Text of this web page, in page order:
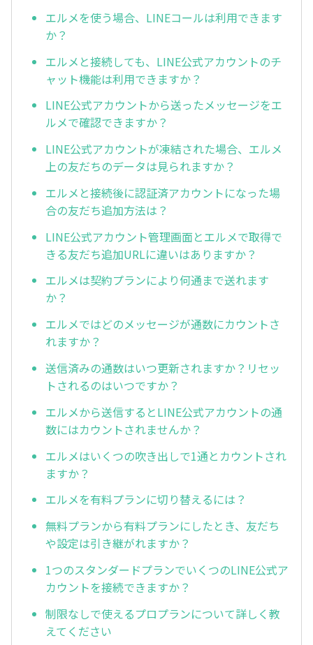
エルメを使う場合、LINEコールは利用できます
か？
エルメと接続しても、LINE公式アカウントのチ
ャット機能は利用できますか？
LINE公式アカウントから送ったメッセージをエ
ルメで確認できますか？
LINE公式アカウントが凍結された場合、エルメ
上の友だちのデータは見られますか？
エルメと接続後に認証済アカウントになった場
合の友だち追加方法は？
LINE公式アカウント管理画面とエルメで取得で
きる友だち追加URLに違いはありますか？
エルメは契約プランにより何通まで送れます
か？
エルメではどのメッセージが通数にカウントさ
れますか？
送信済みの通数はいつ更新されますか？リセッ
トされるのはいつですか？
エルメから送信するとLINE公式アカウントの通
数にはカウントされませんか？
エルメはいくつの吹き出しで1通とカウントされ
ますか？
エルメを有料プランに切り替えるには？
無料プランから有料プランにしたとき、友だち
や設定は引き継がれますか？
1つのスタンダードプランでいくつのLINE公式ア
カウントを接続できますか？
制限なしで使えるプロプランについて詳しく教
えてください